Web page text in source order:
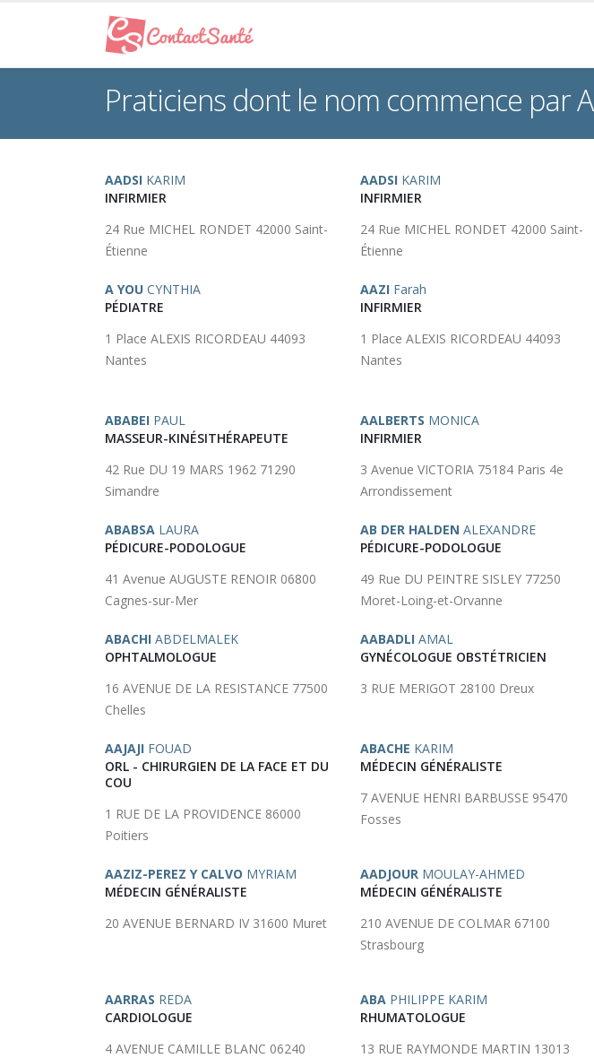
Praticiens dont le nom commence par A
AADSI KARIM
INFIRMIER
24 Rue MICHEL RONDET 42000 Saint-
Étienne
AADSI KARIM
INFIRMIER
24 Rue MICHEL RONDET 42000 Saint-
Étienne
A YOU CYNTHIA
PÉDIATRE
1 Place ALEXIS RICORDEAU 44093
Nantes
AAZI Farah
INFIRMIER
1 Place ALEXIS RICORDEAU 44093
Nantes
ABABEI PAUL
MASSEUR-KINÉSITHÉRAPEUTE
42 Rue DU 19 MARS 1962 71290
Simandre
AALBERTS MONICA
INFIRMIER
3 Avenue VICTORIA 75184 Paris 4e
Arrondissement
ABABSA LAURA
PÉDICURE-PODOLOGUE
41 Avenue AUGUSTE RENOIR 06800
Cagnes-sur-Mer
AB DER HALDEN ALEXANDRE
PÉDICURE-PODOLOGUE
49 Rue DU PEINTRE SISLEY 77250
Moret-Loing-et-Orvanne
ABACHI ABDELMALEK
OPHTALMOLOGUE
16 AVENUE DE LA RESISTANCE 77500
Chelles
AABADLI AMAL
GYNÉCOLOGUE OBSTÉTRICIEN
3 RUE MERIGOT 28100 Dreux
AAJAJI FOUAD
ORL - CHIRURGIEN DE LA FACE ET DU
COU
1 RUE DE LA PROVIDENCE 86000
Poitiers
ABACHE KARIM
MÉDECIN GÉNÉRALISTE
7 AVENUE HENRI BARBUSSE 95470
Fosses
AAZIZ-PEREZ Y CALVO MYRIAM
MÉDECIN GÉNÉRALISTE
20 AVENUE BERNARD IV 31600 Muret
AADJOUR MOULAY-AHMED
MÉDECIN GÉNÉRALISTE
210 AVENUE DE COLMAR 67100
Strasbourg
AARRAS REDA
CARDIOLOGUE
4 AVENUE CAMILLE BLANC 06240
ABA PHILIPPE KARIM
RHUMATOLOGUE
13 RUE RAYMONDE MARTIN 13013